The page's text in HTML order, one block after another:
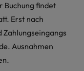
Buchung findet
Erst nach
Zahlungseingangs
Ausnahmen